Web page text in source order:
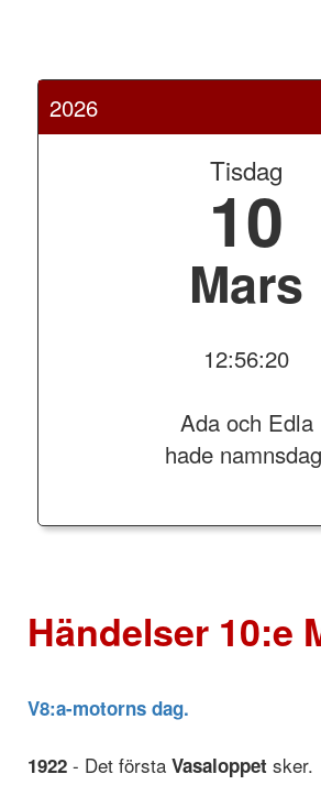
2026
Tisdag
10
Mars
12:56:20
Ada och Edla
hade
Händelser 10:e
V8:a-motorns dag.
1922 - Det första Vasaloppet sker.